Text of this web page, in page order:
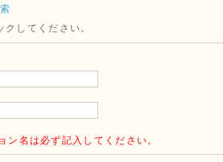
してください。
名は必ず記入してください。